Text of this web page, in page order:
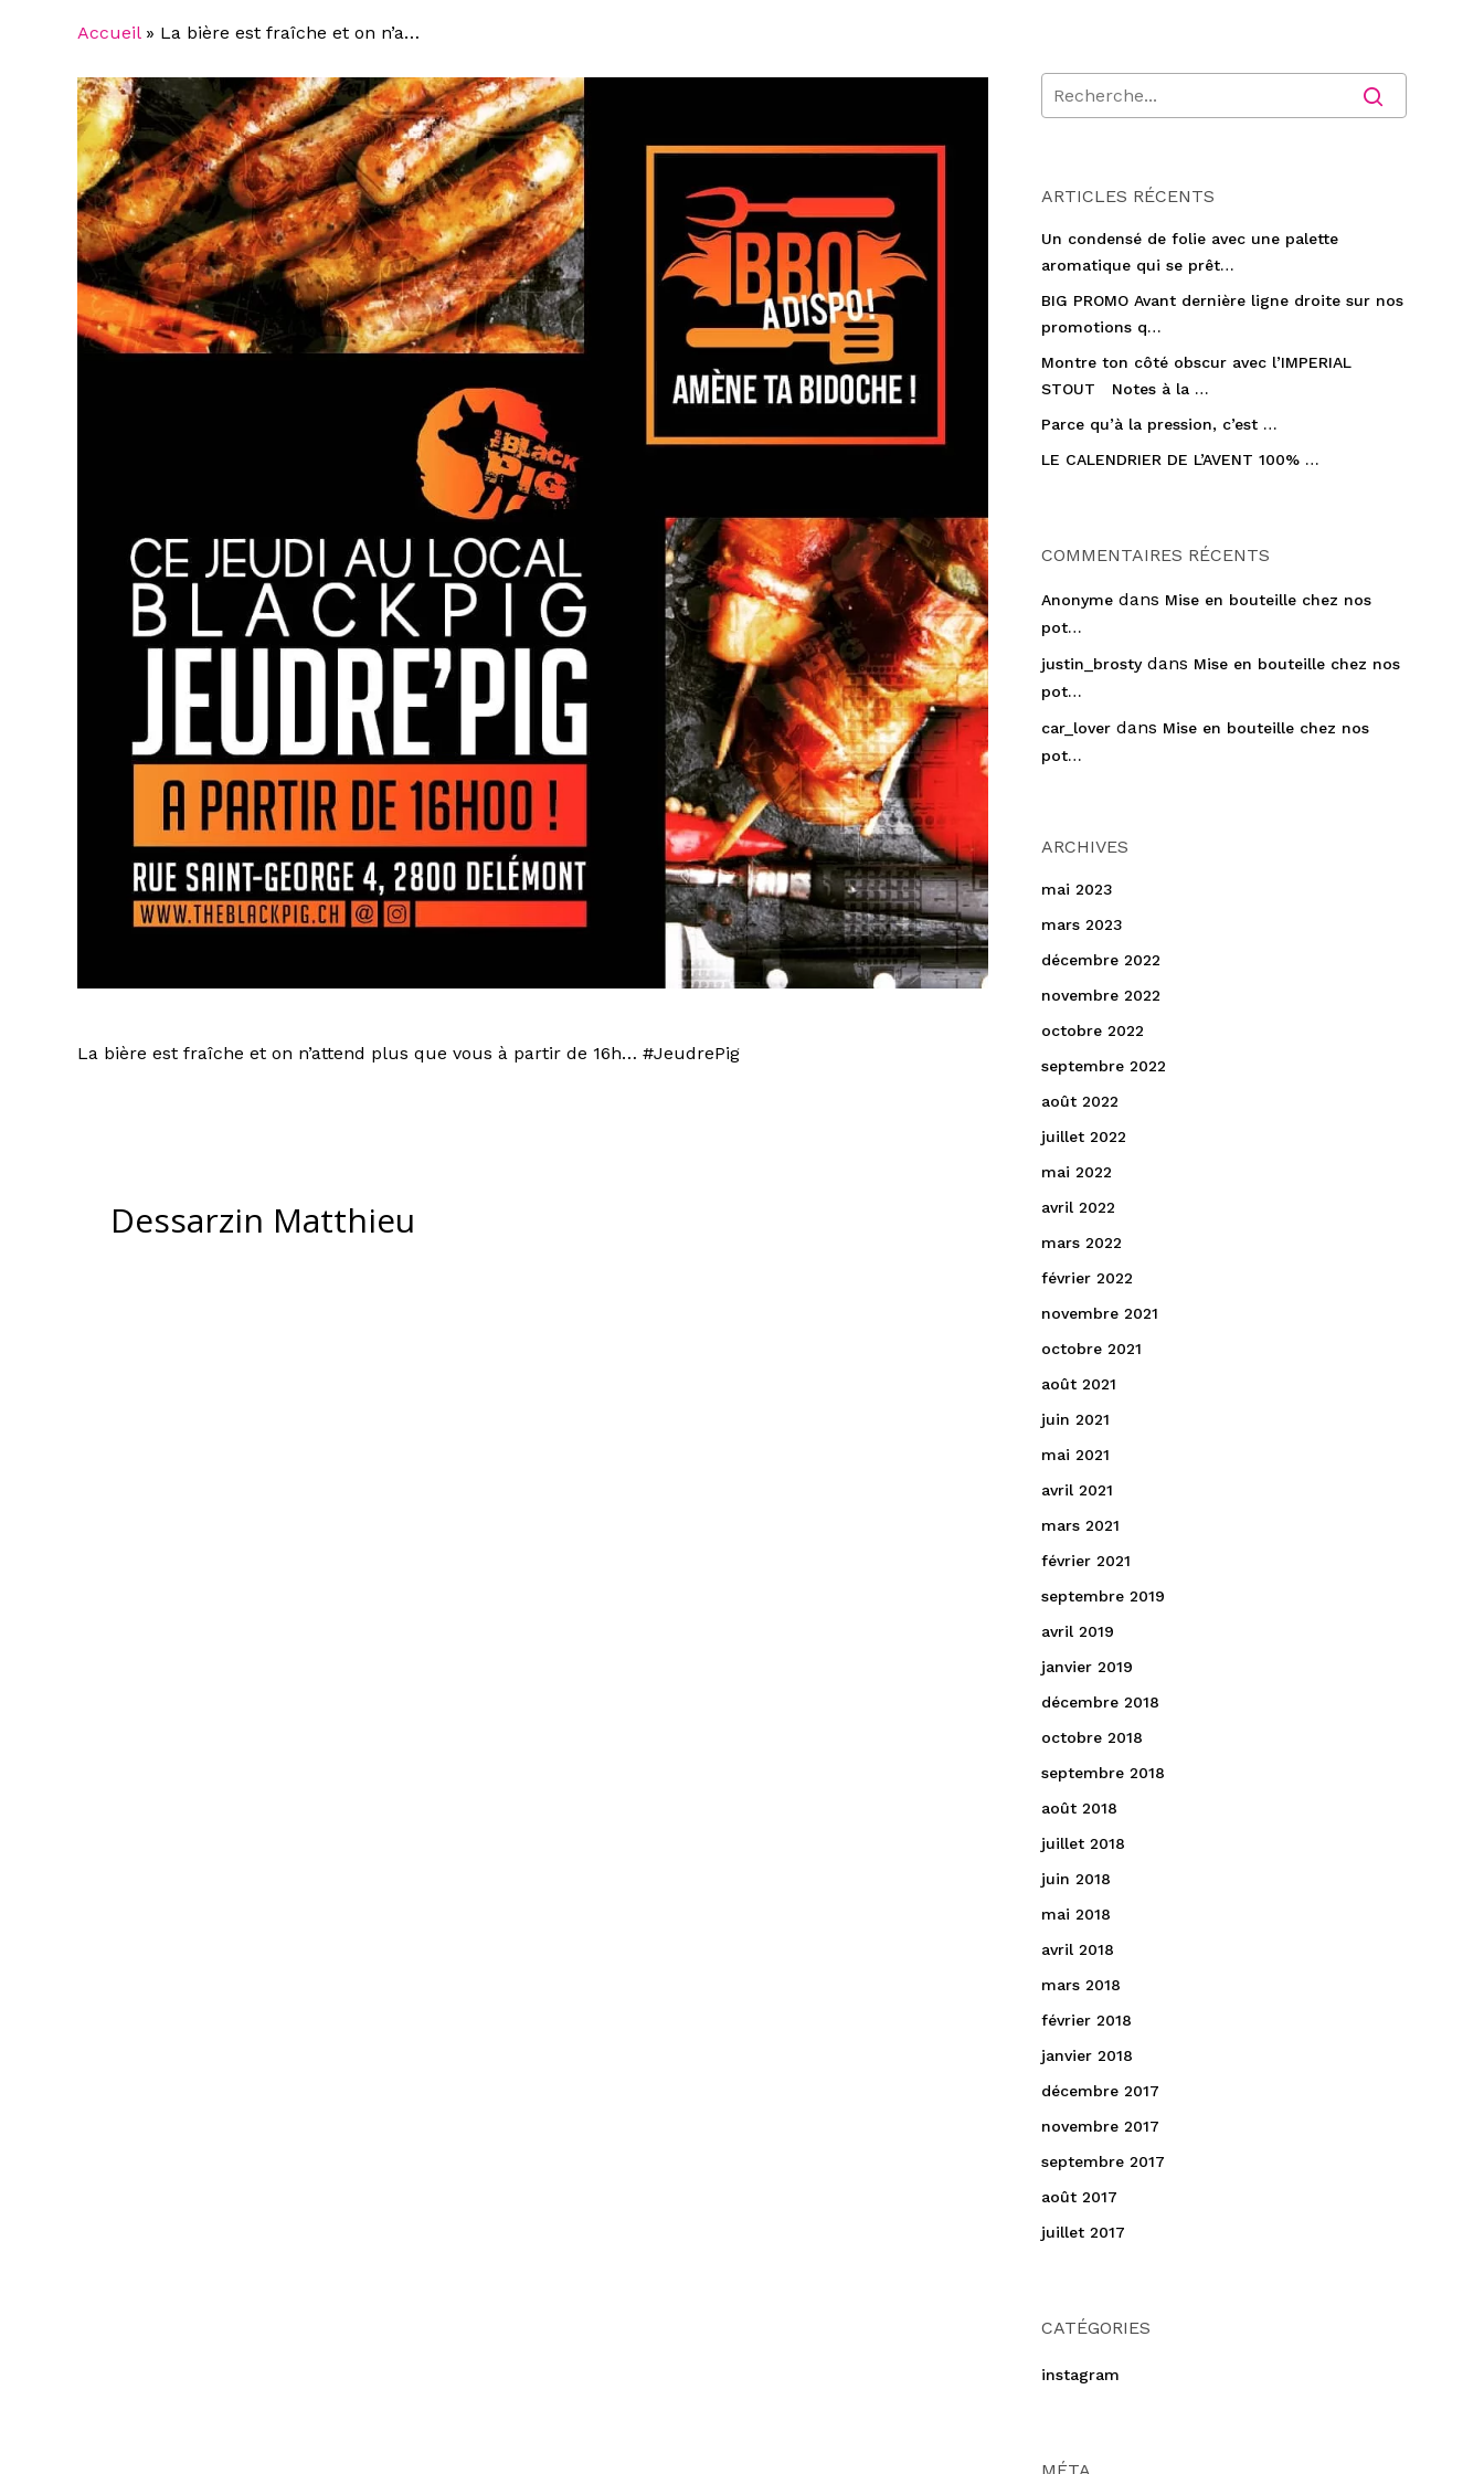
Accueil» La bière est fraîche et on n’a…
La bière est fraîche et on n’attend plus que vous à partir de 16h… #JeudrePig
Dessarzin Matthieu
ARTICLES RÉCENTS
Un condensé de folie avec une palette
aromatique qui se prêt…
BIG PROMO Avant dernière ligne droite sur nos
promotions q…
Montre ton côté obscur avec l’IMPERIAL
STOUT Notes à la …
Parce qu’à la pression, c’est …
LE CALENDRIER DE L’AVENT 100% …
COMMENTAIRES RÉCENTS
Anonymedans Mise en bouteille chez nos
pot…
justin_brostydans Mise en bouteille chez nos
pot…
car_loverdans Mise en bouteille chez nos
pot…
ARCHIVES
mai 2023
mars 2023
décembre 2022
novembre 2022
octobre 2022
septembre 2022
août 2022
juillet 2022
mai 2022
avril 2022
mars 2022
février 2022
novembre 2021
octobre 2021
août 2021
juin 2021
mai 2021
avril 2021
mars 2021
février 2021
septembre 2019
avril 2019
janvier 2019
décembre 2018
octobre 2018
septembre 2018
août 2018
juillet 2018
juin 2018
mai 2018
avril 2018
mars 2018
février 2018
janvier 2018
décembre 2017
novembre 2017
septembre 2017
août 2017
juillet 2017
CATÉGORIES
instagram